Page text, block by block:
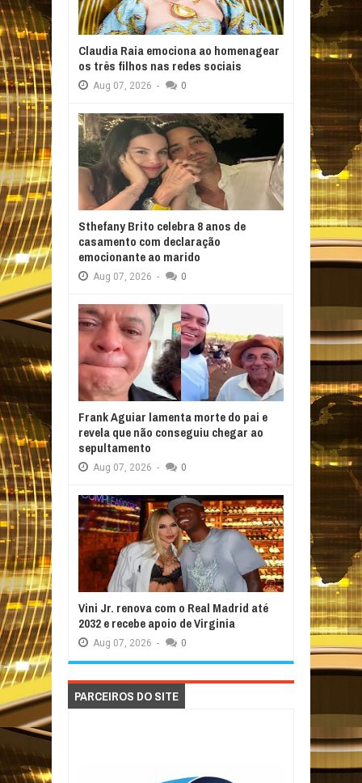
Claudia Raia emociona ao homenagear
os três filhos nas redes sociais
Aug 07, 2026 - 0
Sthefany Brito celebra 8 anos de
casamento com declaração
emocionante ao marido
Aug 07, 2026 - 0
Frank Aguiar lamenta morte do pai e
revela que não conseguiu chegar ao
sepultamento
Aug 07, 2026 - 0
Vini Jr. renova com o Real Madrid até
2032 e recebe apoio de Virginia
Aug 07, 2026 - 0
PARCEIROS DO SITE